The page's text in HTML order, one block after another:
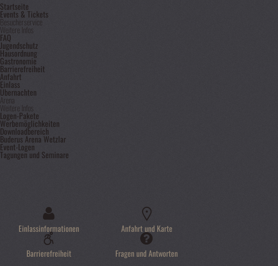
Startseite
Events & Tickets
Besucherservice
Weitere Infos
FAQ
Jugendschutz
Hausordnung
Gastronomie
Barrierefreiheit
Anfahrt
Einlass
Übernachten
Arena
Weitere Infos
Logen-Pakete
Werbemöglichkeiten
Downloadbereich
Buderus Arena Wetzlar
Event-Logen
Tagungen und Seminare
Einlassinformationen Anfahrt und Karte
Barrierefreiheit Fragen und Antworten